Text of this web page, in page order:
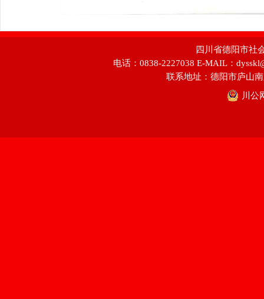
四川省德阳市社
电话：0838-2227038 E-MAIL：
联系地址：德阳市庐山
川公